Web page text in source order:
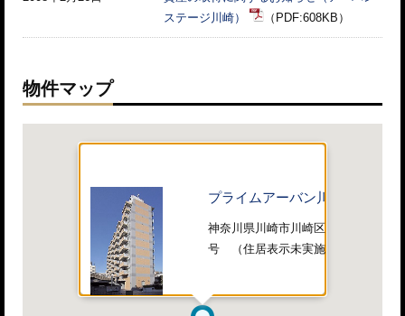
ステージ川崎）
（PDF:608KB）
物件マップ
プライムアーバン川崎
神奈川県川崎市川崎区本町一丁目4番
号 （住居表示未実施）